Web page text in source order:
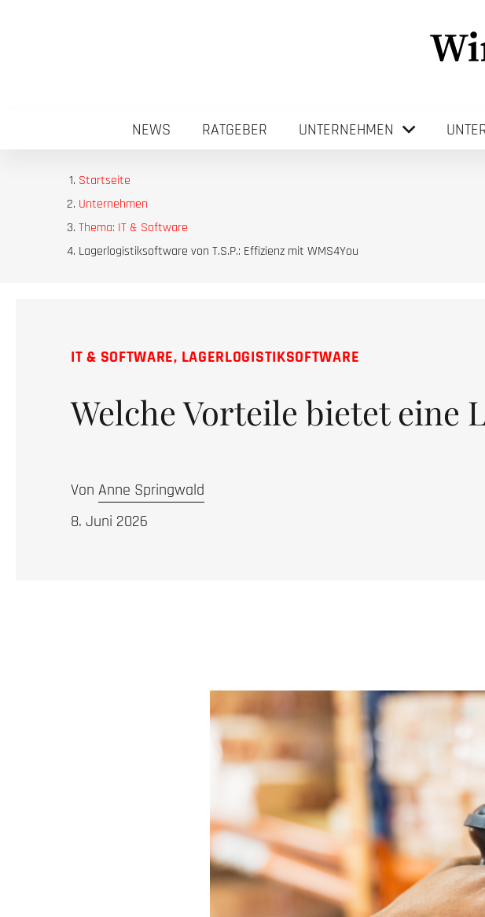
NEWS RATGEBER UNTERNEHMEN
Startseite
Unternehmen
Thema: IT & Software
Lagerlogistiksoftware von T.S.P.: Effizienz mit WMS4You
IT & SOFTWARE, LAGERLOGISTIKSOFTWARE
Welche Vorteile bietet eine
Von Anne Springwald
8. Juni 2026